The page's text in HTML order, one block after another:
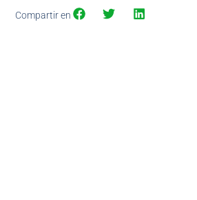
Compartir en